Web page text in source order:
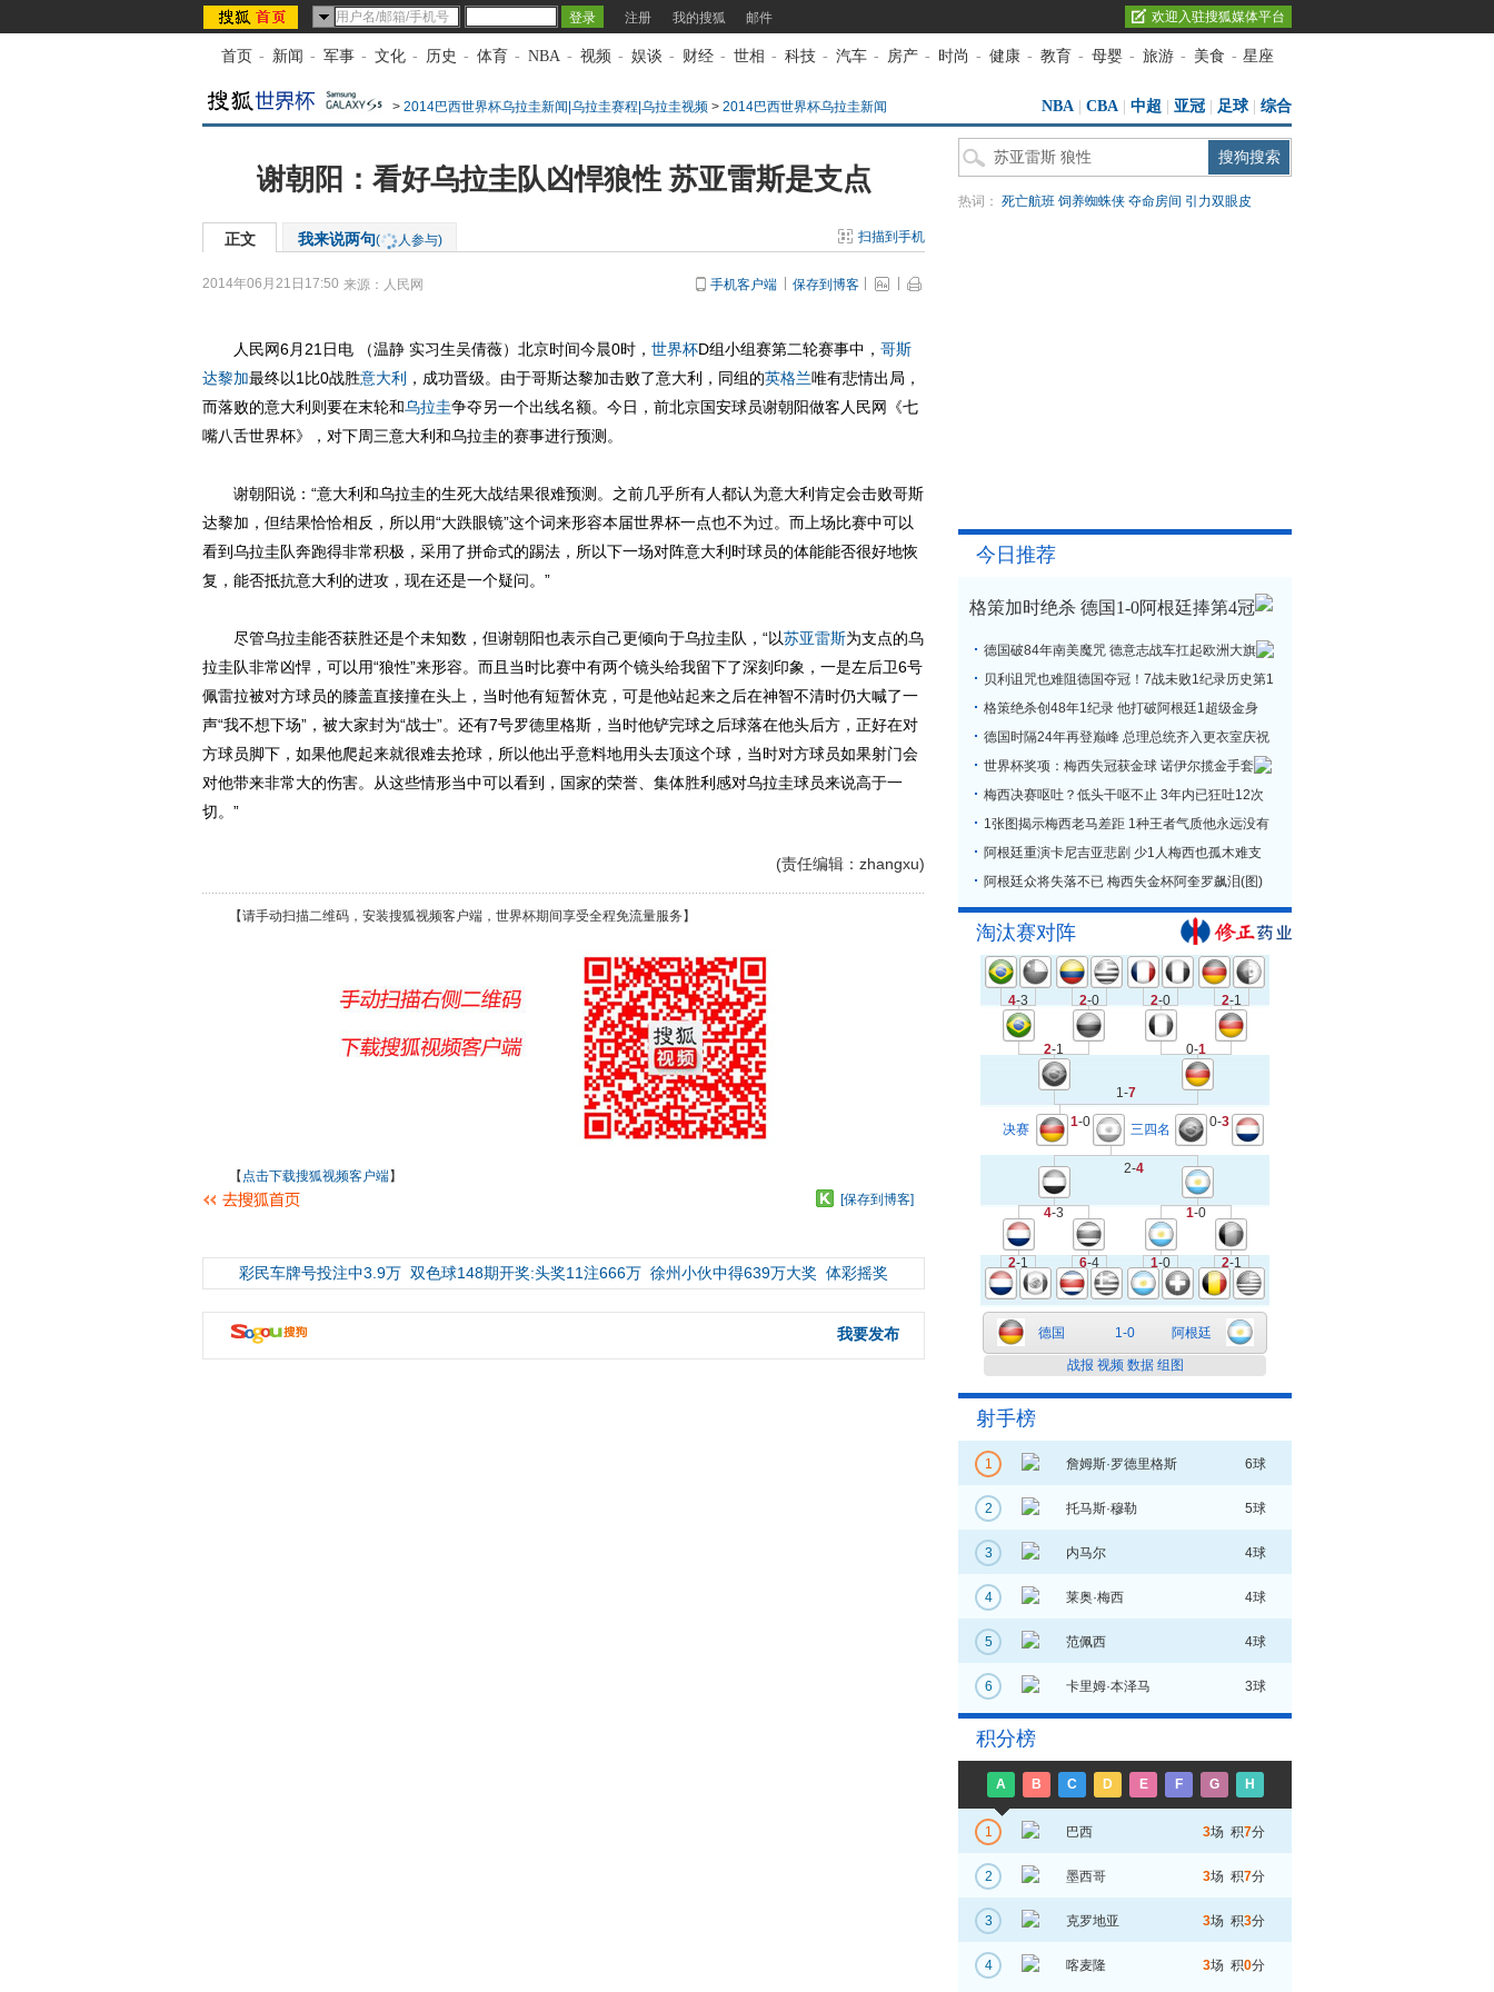
注册 我的搜狐 邮件 欢迎入驻搜狐媒体平台
首页 - 新闻 - 军事 - 文化 - 历史 - 体育 - NBA - 视频 - 娱谈 - 财经 - 世相 - 科技 - 汽车 - 房产 - 时尚 - 健康 - 教育 - 母婴 - 旅游 - 美食 - 星座
> 2014巴西世界杯乌拉圭新闻|乌拉圭赛程|乌拉圭视频 > 2014巴西世界杯乌拉圭新闻 NBA CBA 中超 亚冠 足球| 综合
谢朝阳：看好乌拉圭队凶悍狼性 苏亚雷斯是支点
正文 我来说两句( 人参与) 扫描到手机
2014年06月21日17:50 来源： 人民网 手机客户端 保存到博客
人民网6月21日电 （温静 实习生吴倩薇）北京时间今晨0时， 世界杯D组小组赛第二轮赛事中， 哥斯
达黎加最终以1比0战胜意大利 ，成功晋级。由于哥斯达黎加击败了意大利，同组的英格兰唯有悲情出局，
而落败的意大利则要在末轮和乌拉圭争夺另一个出线名额。今日，前北京国安球员谢朝阳做客人民网《七
嘴八舌世界杯》，对下周三意大利和乌拉圭的赛事进行预测。
谢朝阳说：“意大利和乌拉圭的生死大战结果很难预测。之前几乎所有人都认为意大利肯定会击败哥斯
达黎加，但结果恰恰相反，所以用“大跌眼镜”这个词来形容本届世界杯一点也不为过。而上场比赛中可以
看到乌拉圭队奔跑得非常积极，采用了拼命式的踢法，所以下一场对阵意大利时球员的体能能否很好地恢
复，能否抵抗意大利的进攻，现在还是一个疑问。”
尽管乌拉圭能否获胜还是个未知数，但谢朝阳也表示自己更倾向于乌拉圭队，“以苏亚雷斯为支点的乌
拉圭队非常凶悍，可以用“狼性”来形容。而且当时比赛中有两个镜头给我留下了深刻印象，一是左后卫6号
佩雷拉被对方球员的膝盖直接撞在头上，当时他有短暂休克，可是他站起来之后在神智不清时仍大喊了一
声“我不想下场”，被大家封为“战士”。还有7号罗德里格斯，当时他铲完球之后球落在他头后方，正好在对
方球员脚下，如果他爬起来就很难去抢球，所以他出乎意料地用头去顶这个球，当时对方球员如果射门会
对他带来非常大的伤害。从这些情形当中可以看到，国家的荣誉、集体胜利感对乌拉圭球员来说高于一
切。”
(责任编辑：zhangxu)
【请手动扫描二维码，安装搜狐视频客户端，世界杯期间享受全程免流量服务】
【 点击下载搜狐视频客户端】
[保存到博客]
彩民车牌号投注中3.9万 双色球148期开奖:头奖11注666万 徐州小伙中得639万大奖 体彩摇奖
我要发布
热词： 死亡航班 饲养蜘蛛侠 夺命房间 引力双眼皮
今日推荐
格策加时绝杀 德国1-0阿根廷捧第4冠
德国破84年南美魔咒 德意志战车扛起欧洲大旗
贝利诅咒也难阻德国夺冠！7战未败1纪录历史第1
格策绝杀创48年1纪录 他打破阿根廷1超级金身
德国时隔24年再登巅峰 总理总统齐入更衣室庆祝
世界杯奖项：梅西失冠获金球 诺伊尔揽金手套
梅西决赛呕吐？低头干呕不止 3年内已狂吐12次
1张图揭示梅西老马差距 1种王者气质他永远没有
阿根廷重演卡尼吉亚悲剧 少1人梅西也孤木难支
阿根廷众将失落不已 梅西失金杯阿奎罗飙泪(图)
淘汰赛对阵
4-3 2-0 2-0 2-1
2-1 0-1
1-7
2-4
4-3 1-0
2-1 6-4 1-0 2-1
1-0 0-3
决赛 三四名
德国 1-0 阿根廷
战报 视频 数据 组图
射手榜
1 詹姆斯·罗德里格斯 6球
2 托马斯·穆勒 5球
3 内马尔 4球
4 莱奥·梅西 4球
5 范佩西 4球
6 卡里姆·本泽马 3球
积分榜
A B C D E F G H
1 巴西 3场 积7分
2 墨西哥 3场 积7分
3 克罗地亚 3场 积3分
4 喀麦隆 3场 积0分